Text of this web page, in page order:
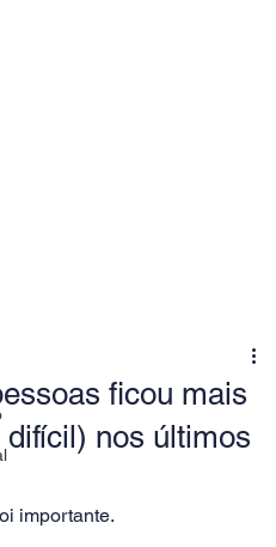
ficou mais
nos últimos
importante.